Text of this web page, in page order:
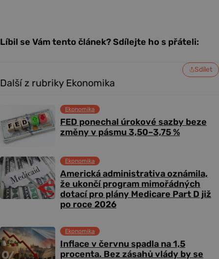
Líbil se Vám tento článek? Sdílejte ho s přáteli:
Sdílet
Další z rubriky Ekonomika
FED ponechal úrokové sazby beze
změny v pásmu 3,50–3,75 %
Ekonomika
Americká administrativa oznámila,
že ukončí program mimořádných
dotací pro plány Medicare Part D již
po roce 2026
Ekonomika
Inflace v červnu spadla na 1,5
procenta. Bez zásahů vlády by se
Ekonomika